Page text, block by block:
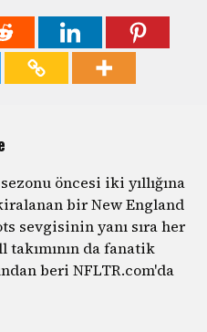
öncesi iki yıllığına
bir New England
sevgisinin yanı sıra her
da fanatik
beri NFLTR.com'da